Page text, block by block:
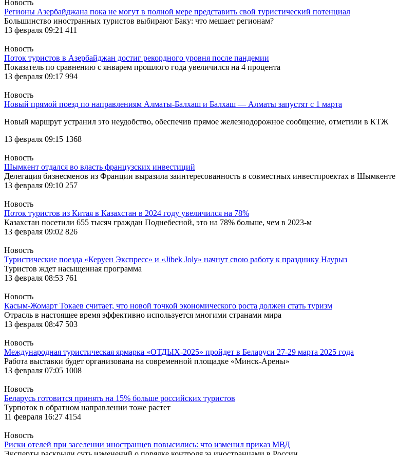
Новость
Регионы Азербайджана пока не могут в полной мере представить свой туристический потенциал
Большинство иностранных туристов выбирают Баку: что мешает регионам?
13 февраля 09:21 411
Новость
Поток туристов в Азербайджан достиг рекордного уровня после пандемии
Показатель по сравнению с январем прошлого года увеличился на 4 процента
13 февраля 09:17 994
Новость
Новый прямой поезд по направлениям Алматы-Балхаш и Балхаш — Алматы запустят с 1 марта
Новый маршрут устранил это неудобство, обеспечив прямое железнодорожное сообщение, отметили в КТЖ
13 февраля 09:15 1368
Новость
Шымкент отдался во власть французских инвестиций
Делегация бизнесменов из Франции выразила заинтересованность в совместных инвестпроектах в Шымкенте
13 февраля 09:10 257
Новость
Поток туристов из Китая в Казахстан в 2024 году увеличился на 78%
Казахстан посетили 655 тысяч граждан Поднебесной, это на 78% больше, чем в 2023-м
13 февраля 09:02 826
Новость
Туристические поезда «Керуен Экспресс» и «Jibek Joly» начнут свою работу к празднику Наурыз
Туристов ждет насыщенная программа
13 февраля 08:53 761
Новость
Касым-Жомарт Токаев считает, что новой точкой экономического роста должен стать туризм
Отрасль в настоящее время эффективно используется многими странами мира
13 февраля 08:47 503
Новость
Международная туристическая ярмарка «ОТДЫХ-2025» пройдет в Беларуси 27-29 марта 2025 года
Работа выставки будет организована на современной площадке «Минск-Арены»
13 февраля 07:05 1008
Новость
Беларусь готовится принять на 15% больше российских туристов
Турпоток в обратном направлении тоже растет
11 февраля 16:27 4154
Новость
Риски отелей при заселении иностранцев повысились: что изменил приказ МВД